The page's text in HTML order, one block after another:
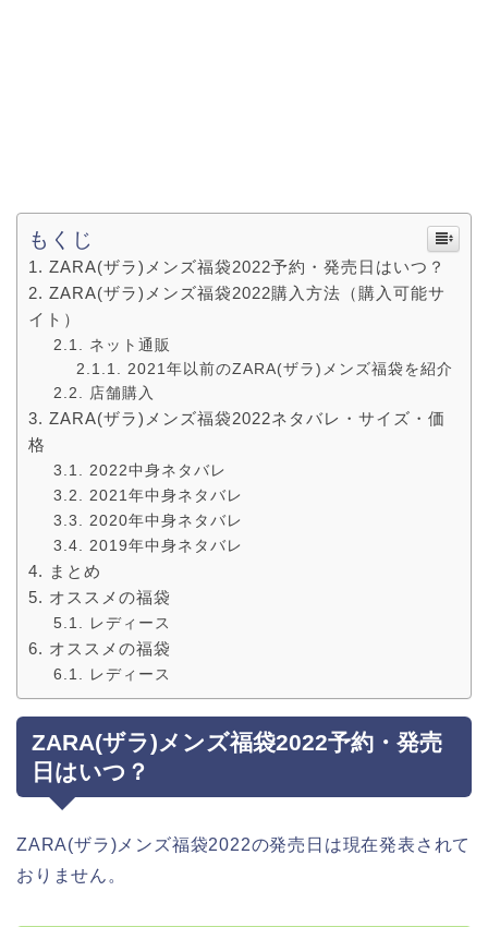
もくじ
ZARA(ザラ)メンズ福袋2022予約・発売日はいつ？
ZARA(ザラ)メンズ福袋2022購入方法（購入可能サ
イト）
ネット通販
2021年以前のZARA(ザラ)メンズ福袋を紹介
店舗購入
ZARA(ザラ)メンズ福袋2022ネタバレ・サイズ・価
格
2022中身ネタバレ
2021年中身ネタバレ
2020年中身ネタバレ
2019年中身ネタバレ
まとめ
オススメの福袋
レディース
オススメの福袋
レディース
ZARA(ザラ)メンズ福袋2022予約・発売
日はいつ？
ZARA(ザラ)メンズ福袋2022の発売日は現在発表されて
おりません。